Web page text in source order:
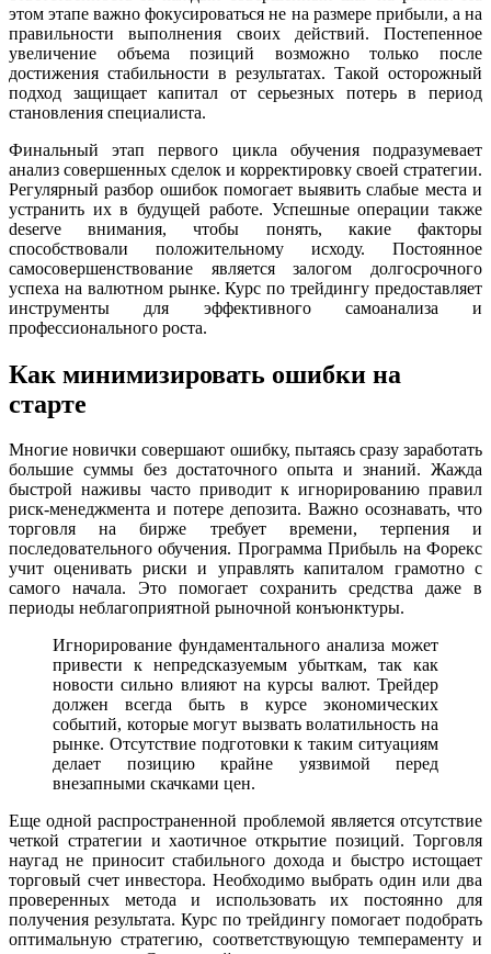
этом этапе важно фокусироваться не на размере прибыли, а на
правильности выполнения своих действий. Постепенное
увеличение объема позиций возможно только после
достижения стабильности в результатах. Такой осторожный
подход защищает капитал от серьезных потерь в период
становления специалиста.
Финальный этап первого цикла обучения подразумевает
анализ совершенных сделок и корректировку своей стратегии.
Регулярный разбор ошибок помогает выявить слабые места и
устранить их в будущей работе. Успешные операции также
deserve внимания, чтобы понять, какие факторы
способствовали положительному исходу. Постоянное
самосовершенствование является залогом долгосрочного
успеха на валютном рынке. Курс по трейдингу предоставляет
инструменты для эффективного самоанализа и
профессионального роста.
Как минимизировать ошибки на
старте
Многие новички совершают ошибку, пытаясь сразу заработать
большие суммы без достаточного опыта и знаний. Жажда
быстрой наживы часто приводит к игнорированию правил
риск-менеджмента и потере депозита. Важно осознавать, что
торговля на бирже требует времени, терпения и
последовательного обучения. Программа Прибыль на Форекс
учит оценивать риски и управлять капиталом грамотно с
самого начала. Это помогает сохранить средства даже в
периоды неблагоприятной рыночной конъюнктуры.
Игнорирование фундаментального анализа может
привести к непредсказуемым убыткам, так как
новости сильно влияют на курсы валют. Трейдер
должен всегда быть в курсе экономических
событий, которые могут вызвать волатильность на
рынке. Отсутствие подготовки к таким ситуациям
делает позицию крайне уязвимой перед
внезапными скачками цен.
Еще одной распространенной проблемой является отсутствие
четкой стратегии и хаотичное открытие позиций. Торговля
наугад не приносит стабильного дохода и быстро истощает
торговый счет инвестора. Необходимо выбрать один или два
проверенных метода и использовать их постоянно для
получения результата. Курс по трейдингу помогает подобрать
оптимальную стратегию, соответствующую темпераменту и